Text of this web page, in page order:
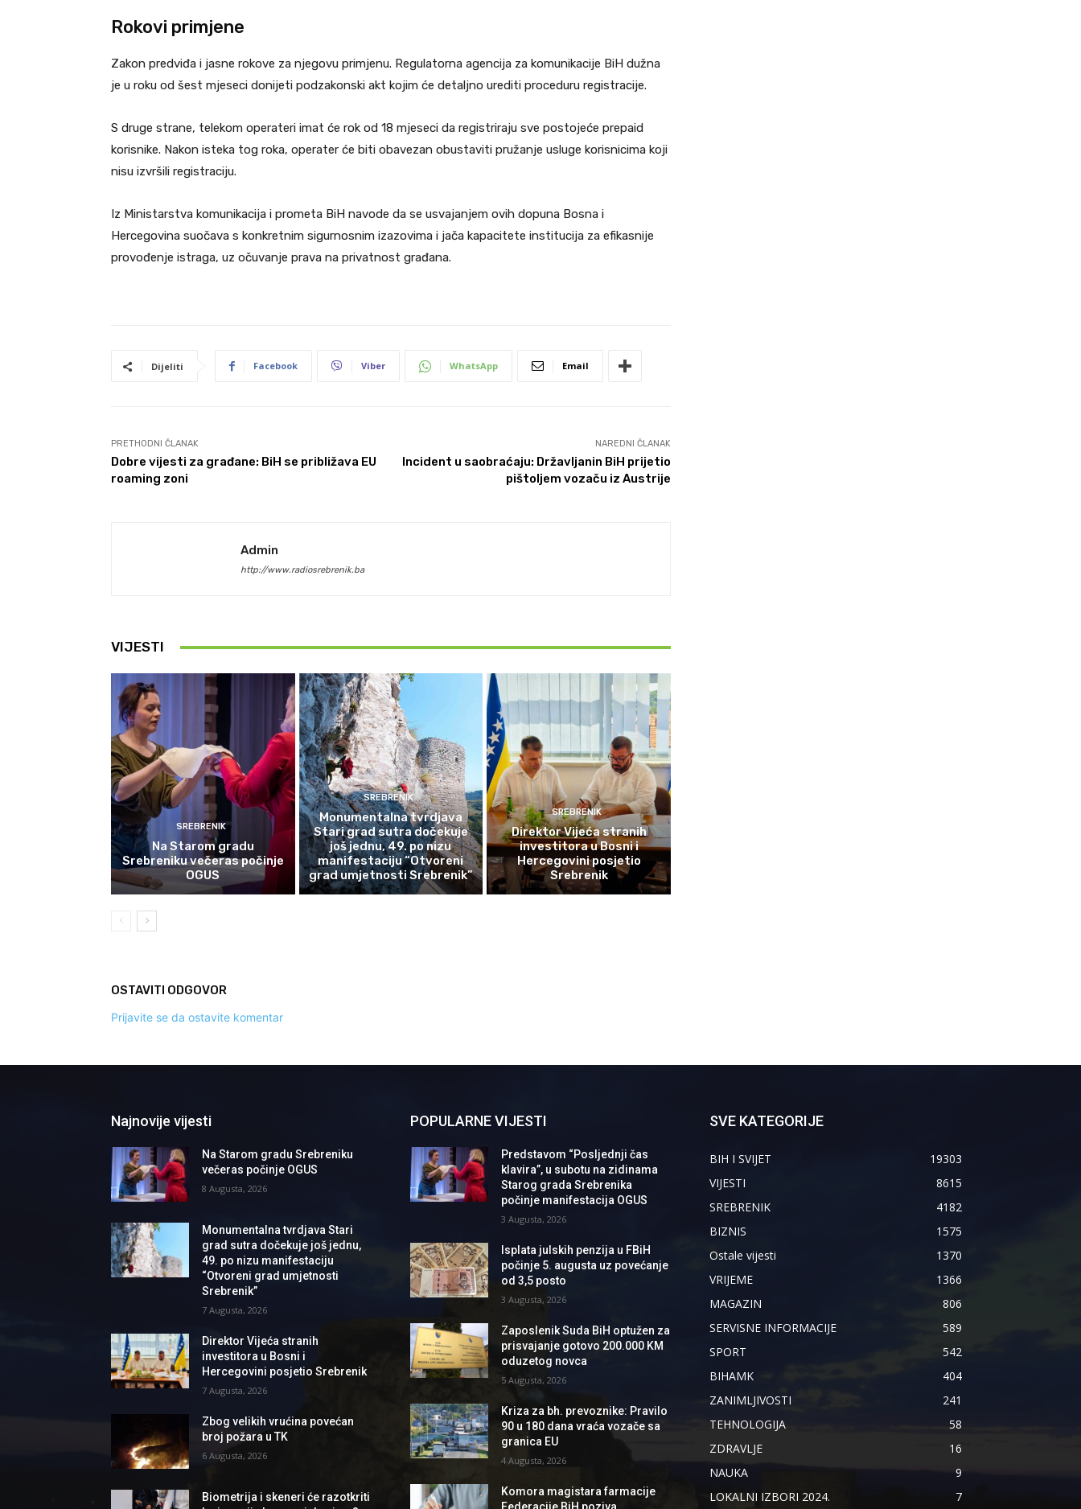
Rokovi primjene
Zakon predviđa i jasne rokove za njegovu primjenu. Regulatorna agencija za komunikacije BiH dužna
je u roku od šest mjeseci donijeti podzakonski akt kojim će detaljno urediti proceduru registracije.
S druge strane, telekom operateri imat će rok od 18 mjeseci da registriraju sve postojeće prepaid
korisnike. Nakon isteka tog roka, operater će biti obavezan obustaviti pružanje usluge korisnicima koji
nisu izvršili registraciju.
Iz Ministarstva komunikacija i prometa BiH navode da se usvajanjem ovih dopuna Bosna i
Hercegovina suočava s konkretnim sigurnosnim izazovima i jača kapacitete institucija za efikasnije
provođenje istraga, uz očuvanje prava na privatnost građana.
Dijeliti Facebook Viber WhatsApp Email
PRETHODNI ČLANAK
Dobre vijesti za građane: BiH se približava EU
roaming zoni
NAREDNI ČLANAK
Incident u saobraćaju: Državljanin BiH prijetio
pištoljem vozaču iz Austrije
Admin
http://www.radiosrebrenik.ba
VIJESTI
SREBRENIK
Na Starom gradu
Srebreniku večeras počinje
OGUS
SREBRENIK
Monumentalna tvrdjava
Stari grad sutra dočekuje
još jednu, 49. po nizu
manifestaciju “Otvoreni
grad umjetnosti Srebrenik”
SREBRENIK
Direktor Vijeća stranih
investitora u Bosni i
Hercegovini posjetio
Srebrenik
OSTAVITI ODGOVOR
Prijavite se da ostavite komentar
Najnovije vijesti
Na Starom gradu Srebreniku
večeras počinje OGUS
8 Augusta, 2026
Monumentalna tvrdjava Stari
grad sutra dočekuje još jednu,
49. po nizu manifestaciju
“Otvoreni grad umjetnosti
Srebrenik”
7 Augusta, 2026
Direktor Vijeća stranih
investitora u Bosni i
Hercegovini posjetio Srebrenik
7 Augusta, 2026
Zbog velikih vrućina povećan
broj požara u TK
6 Augusta, 2026
Biometrija i skeneri će razotkriti
POPULARNE VIJESTI
Predstavom “Posljednji čas
klavira”, u subotu na zidinama
Starog grada Srebrenika
počinje manifestacija OGUS
3 Augusta, 2026
Isplata julskih penzija u FBiH
počinje 5. augusta uz povećanje
od 3,5 posto
3 Augusta, 2026
Zaposlenik Suda BiH optužen za
prisvajanje gotovo 200.000 KM
oduzetog novca
5 Augusta, 2026
Kriza za bh. prevoznike: Pravilo
90 u 180 dana vraća vozače sa
granica EU
4 Augusta, 2026
Komora magistara farmacije
Federacije BiH poziva
SVE KATEGORIJE
BIH I SVIJET
19303
VIJESTI
8615
SREBRENIK
4182
BIZNIS
1575
Ostale vijesti
1370
VRIJEME
1366
MAGAZIN
806
SERVISNE INFORMACIJE
589
SPORT
542
BIHAMK
404
ZANIMLJIVOSTI
241
TEHNOLOGIJA
58
ZDRAVLJE
16
NAUKA
9
LOKALNI IZBORI 2024.
7